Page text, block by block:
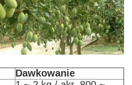
Dawkowanie